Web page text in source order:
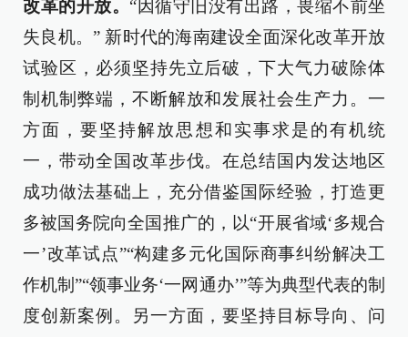
改革的开放。 “因循守旧没有出路，畏缩不前坐
失良机。” 新时代的海南建设全面深化改革开放
试验区，必须坚持先立后破，下大气力破除体
制机制弊端，不断解放和发展社会生产力。一
方面，要坚持解放思想和实事求是的有机统
一，带动全国改革步伐。在总结国内发达地区
成功做法基础上，充分借鉴国际经验，打造更
多被国务院向全国推广的，以“开展省域‘多规合
一’改革试点”“构建多元化国际商事纠纷解决工
作机制”“领事业务‘一网通办’”等为典型代表的制
度创新案例。另一方面，要坚持目标导向、问